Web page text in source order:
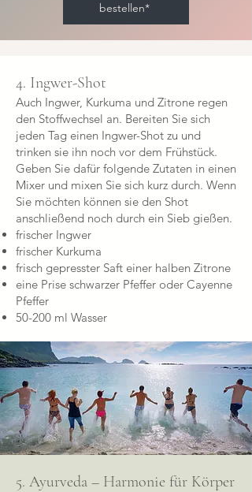
bestellen*
4. Ingwer-Shot
Auch Ingwer, Kurkuma und Zitrone regen
den Stoffwechsel an. Bereiten Sie sich
jeden Tag einen Ingwer-Shot zu und
trinken sie ihn noch vor dem Frühstück.
Geben Sie dafür folgende Zutaten in einen
Mixer und mixen Sie sich kurz durch. Wenn
Sie möchten können sie den Shot
anschließend noch durch ein Sieb gießen.
frischer Ingwer
frischer Kurkuma
frisch gepresster Saft einer halben Zitrone
eine Prise schwarzer Pfeffer oder Cayenne
Pfeffer
50-200 ml Wasser
5. Ayurveda – Harmonie für Körper